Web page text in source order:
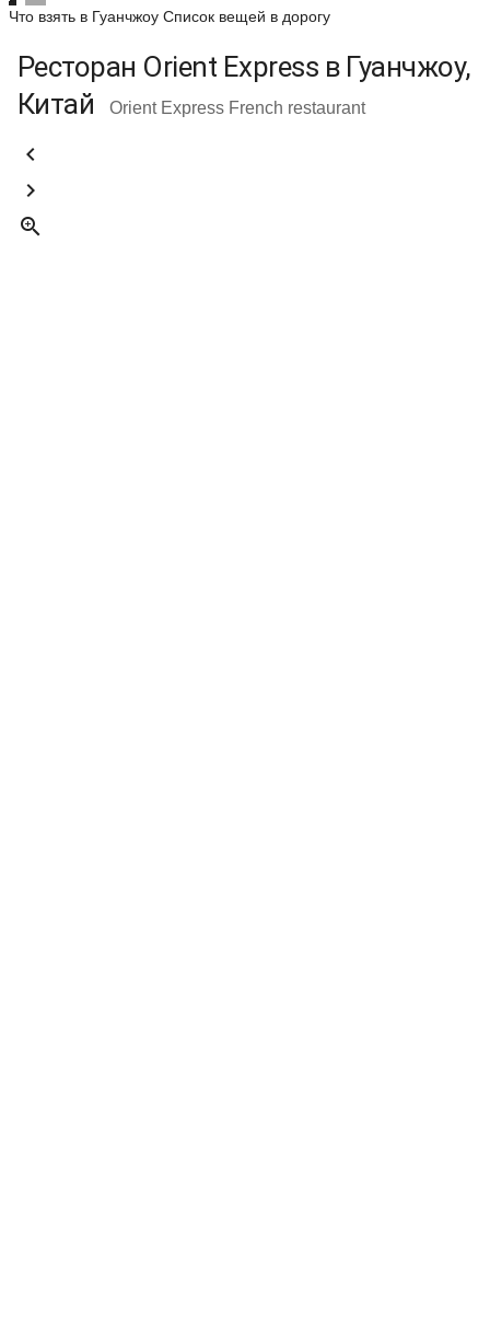
Что взять в Гуанчжоу Список вещей в дорогу
Ресторан Orient Express в Гуанчжоу,
Китай
Orient Express French restaurant


